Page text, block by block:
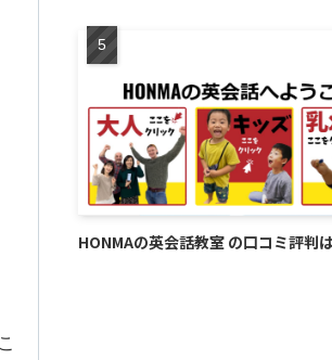
HONMAの英会話教室 の口コミ評判